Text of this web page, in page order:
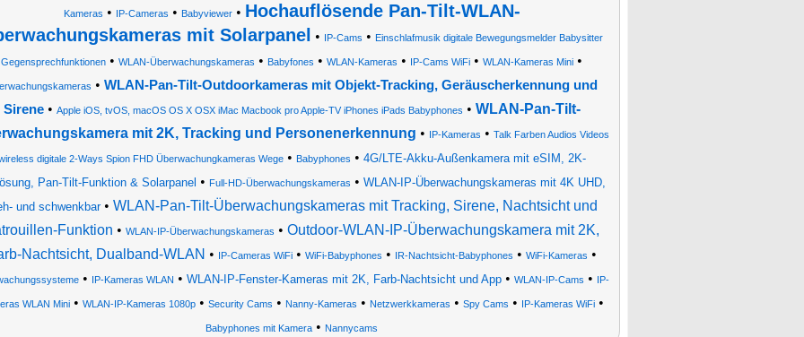
Kameras • IP-Cameras • Babyviewer• Hochauflösende Pan-Tilt-WLAN-
mit Solarpanel
• IP-Cams • Einschlafmusik digitale Bewegungsmelder Babysitter
Gegensprechfunktionen • WLAN-Überwachungskameras • Babyfones • WLAN-Kameras • IP-Cams WiFi • WLAN-Kameras Mini •
• WLAN-Pan-Tilt-Outdoorkameras mit Objekt-Tracking, Geräuscherkennung und
Sirene• Apple iOS, tvOS, macOS OS X OSX iMac Macbook pro Apple-TV iPhones iPads Babyphones • WLAN-Pan-Tilt-
mit 2K, Tracking und Personenerkennung • IP-Kameras • Talk Farben Audios Videos
digitale 2-Ways Spion FHD Überwachungkameras Wege• Babyphones • 4G/LTE-Akku-Außenkamera mit eSIM, 2K-
Pan-Tilt-Funktion & Solarpanel • Full-HD-Überwachungskameras • WLAN-IP-Überwachungskameras mit 4K UHD,
und schwenkbar• WLAN-Pan-Tilt-Überwachungskameras mit Tracking, Sirene, Nachtsicht und
Funktion • WLAN-IP-Überwachungskameras • Outdoor-WLAN-IP-Überwachungskamera mit 2K,
Nachtsicht, Dualband-WLAN • IP-Cameras WiFi• WiFi-Babyphones • IR-Nachtsicht-Babyphones • WiFi-Kameras •
• IP-Kameras WLAN • WLAN-IP-Fenster-Kameras mit 2K, Farb-Nachtsicht und App• WLAN-IP-Cams • IP-
WLAN Mini • WLAN-IP-Kameras 1080p • Security Cams • Nanny-Kameras • Netzwerkkameras • Spy Cams • IP-Kameras WiFi •
Babyphones mit Kamera • Nannycams